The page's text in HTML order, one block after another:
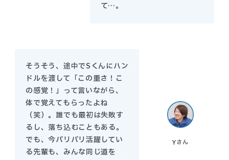
て…。
Yさん
そうそう、途中でSくんにハン
ドルを渡して「この重さ！こ
の感覚！」って言いながら、
体で覚えてもらったよね
（笑）。誰でも最初は失敗す
るし、落ち込むこともある。
でも、今バリバリ活躍してい
る先輩も、みんな同じ道を